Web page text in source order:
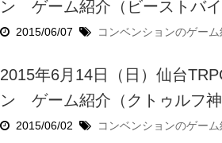
ン ゲーム紹介（ビーストバイ
2015/06/07 コンベンションのゲーム
2015年6月14日（日）仙台
ン ゲーム紹介（クトゥルフ神
2015/06/02 コンベンションのゲーム